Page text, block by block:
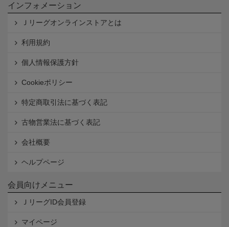
インフォメーション
Ｊリーグオンラインストアとは
利用規約
個人情報保護方針
Cookieポリシー
特定商取引法に基づく表記
古物営業法に基づく表記
会社概要
ヘルプページ
会員向けメニュー
ＪリーグID会員登録
マイページ